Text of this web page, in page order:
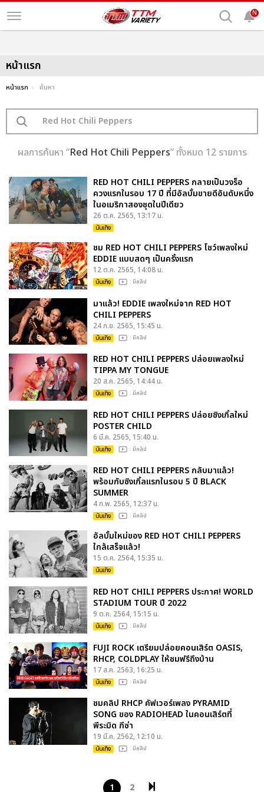
N
หน้าแรก
หน้าแรก ค้นหา
ผลการค้นหา “Red Hot Chili Peppers” ทั้งหมด 12 รายการ
RED HOT CHILI PEPPERS กลายเป็นวงร็อ
ควงแรกในรอบ 17 ปี ที่มีอัลบั้มขายดีอันดับหนึ่ง
ในอเมริกาสองชุดในปีเดียว
26 ต.ค. 2565, 13:17 น.
บันเทิง
ชม RED HOT CHILI PEPPERS โชว์เพลงใหม่
EDDIE แบบสดๆ เป็นครั้งแรก
12 ต.ค. 2565, 14:08 น.
บันเทิง : มีคลิป
มาแล้ว! EDDIE เพลงใหม่จาก RED HOT
CHILI PEPPERS
24 ก.ย. 2565, 15:45 น.
บันเทิง : มีคลิป
RED HOT CHILI PEPPERS ปล่อยเพลงใหม่
TIPPA MY TONGUE
20 ส.ค. 2565, 14:44 น.
บันเทิง : มีคลิป
RED HOT CHILI PEPPERS ปล่อยซิงเกิ้ลใหม่
POSTER CHILD
6 มี.ค. 2565, 15:40 น.
บันเทิง : มีคลิป
RED HOT CHILI PEPPERS กลับมาแล้ว!
พร้อมกับซิงเกิ้ลแรกในรอบ 5 ปี BLACK
SUMMER
4 ก.พ. 2565, 12:37 น.
บันเทิง : มีคลิป
อัลบั้มใหม่ของ RED HOT CHILI PEPPERS
ใกล้เสร็จแล้ว!
15 ต.ค. 2564, 15:35 น.
บันเทิง
RED HOT CHILI PEPPERS ประกาศ! WORLD
STADIUM TOUR ปี 2022
9 ต.ค. 2564, 15:15 น.
บันเทิง : มีคลิป
FUJI ROCK เตรียมปล่อยคอนเสิร์ต OASIS,
RHCP, COLDPLAY ให้ชมฟรีถึงบ้าน
17 ส.ค. 2563, 16:25 น.
บันเทิง : มีคลิป
ชมคลิป RHCP คัฟเวอร์เพลง PYRAMID
SONG ของ RADIOHEAD ในคอนเสิร์ตที่
พีระมิด กีซ่า
19 มี.ค. 2562, 12:10 น.
บันเทิง : มีคลิป
1 2